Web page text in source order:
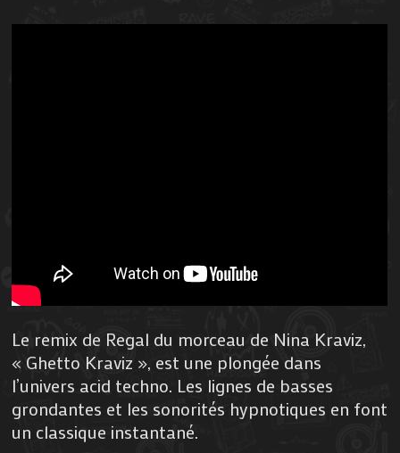
Le remix de Regal du morceau de Nina Kraviz,
« Ghetto Kraviz », est une plongée dans
l’univers acid techno. Les lignes de basses
grondantes et les sonorités hypnotiques en font
un classique instantané.